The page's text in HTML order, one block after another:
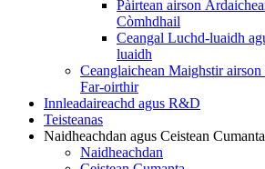
Pàirtean airson
Còmhdhail
Ceangal Luchd-luaidh
luaidh
Ceanglaichean Maighstir
Far-oirthir
Innleadaireachd agus R&D
Teisteanas
Naidheachdan agus Ceistean Cumanta
Naidheachdan